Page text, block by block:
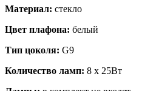
Материал: стекло
Цвет плафона: белый
Тип цоколя: G9
Количество ламп: 8 x 25Вт